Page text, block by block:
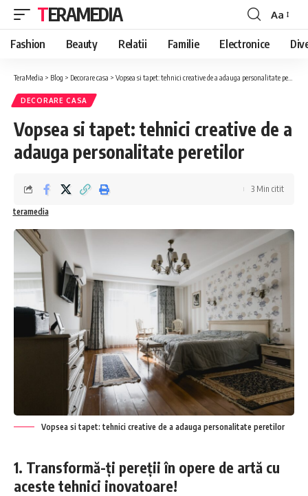
TERAMEDIA
Font
Resizer
Aa
Fashion Beauty Relatii Familie Electronice
TeraMedia > Blog > Decorare casa > Vopsea si tapet: tehnici creative de a adauga personalitate peretilor
DECORARE CASA
Vopsea si tapet: tehnici creative de a
adauga personalitate peretilor
teramedia
3 Min citit
Vopsea si tapet: tehnici creative de a adauga personalitate peretilor
1. Transformă-ți pereții în opere de artă cu
aceste tehnici inovatoare!